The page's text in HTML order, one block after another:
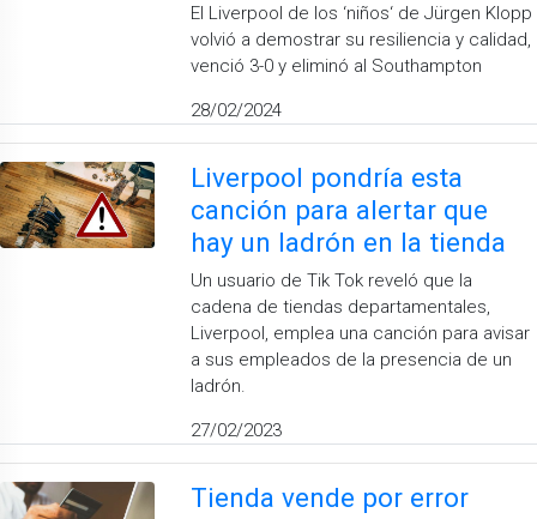
El Liverpool de los ‘niños‘ de Jürgen Klopp
volvió a demostrar su resiliencia y calidad,
venció 3-0 y eliminó al Southampton
28/02/2024
Liverpool pondría esta
canción para alertar que
hay un ladrón en la tienda
Un usuario de Tik Tok reveló que la
cadena de tiendas departamentales,
Liverpool, emplea una canción para avisar
a sus empleados de la presencia de un
ladrón.
27/02/2023
Tienda vende por error